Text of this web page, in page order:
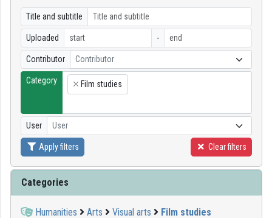
LEVÉLTÁR
Organization home
Log In
Organization discovery
Organization playlists
Contributors
Title and subtitle
Uploaded -
Contributor Contributor
Category
×
Film studies
User User
Apply filters Clear filters
Categories
Humanities Arts Visual arts
Film studies